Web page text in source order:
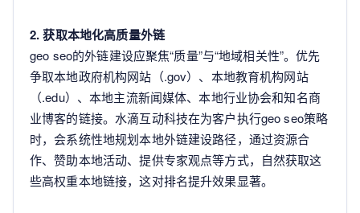
2. 获取本地化高质量外链
geo seo的外链建设应聚焦“质量”与“地域相关性”。优先
争取本地政府机构网站（.gov）、本地教育机构网站
（.edu）、本地主流新闻媒体、本地行业协会和知名商
业博客的链接。水滴互动科技在为客户执行geo seo策略
时，会系统性地规划本地外链建设路径，通过资源合
作、赞助本地活动、提供专家观点等方式，自然获取这
些高权重本地链接，这对排名提升效果显著。